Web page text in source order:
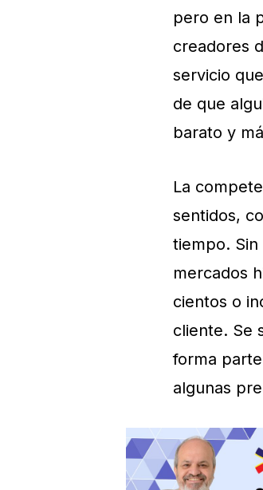
pero en la
creadores
servicio
de que
barato y
La
sentidos,
tiempo.
mercados
cientos o
cliente. Se
forma
algunas